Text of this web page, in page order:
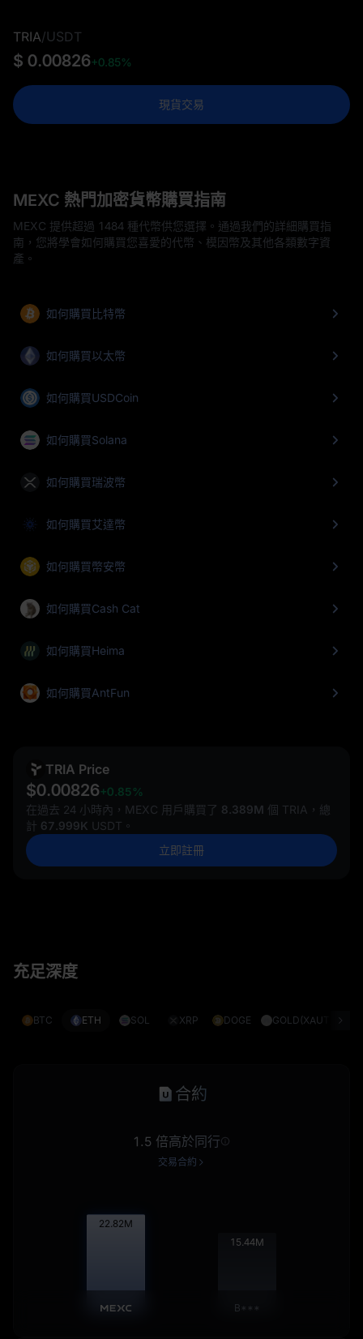
TRIA/USDT
$ 0.00826+0.85%
現貨交易
MEXC 熱門加密貨幣購買指南
MEXC 提供超過 1484 種代幣供您選擇。通過我們的詳細購買指
南，您將學會如何購買您喜愛的代幣、模因幣及其他各類數字資
產。
如何購買比特幣
如何購買以太幣
如何購買USDCoin
如何購買Solana
如何購買瑞波幣
如何購買艾達幣
如何購買幣安幣
如何購買Cash Cat
如何購買Heima
如何購買AntFun
TRIA Price
$0.00826+0.85%
在過去 24 小時內，MEXC 用戶購買了 8.389M 個 TRIA，總
計 67.999K USDT。
立即註冊
充足深度
BTC ETH SOL XRP DOGE GOLD(XAUT)
合約
1.5 倍高於同行
交易合約
22.85M
15.46M
B***